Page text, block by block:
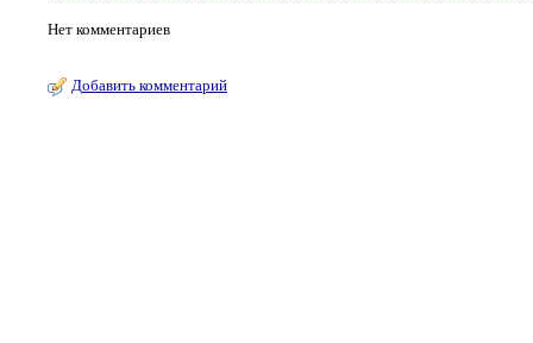
Нет комментариев
Добавить комментарий